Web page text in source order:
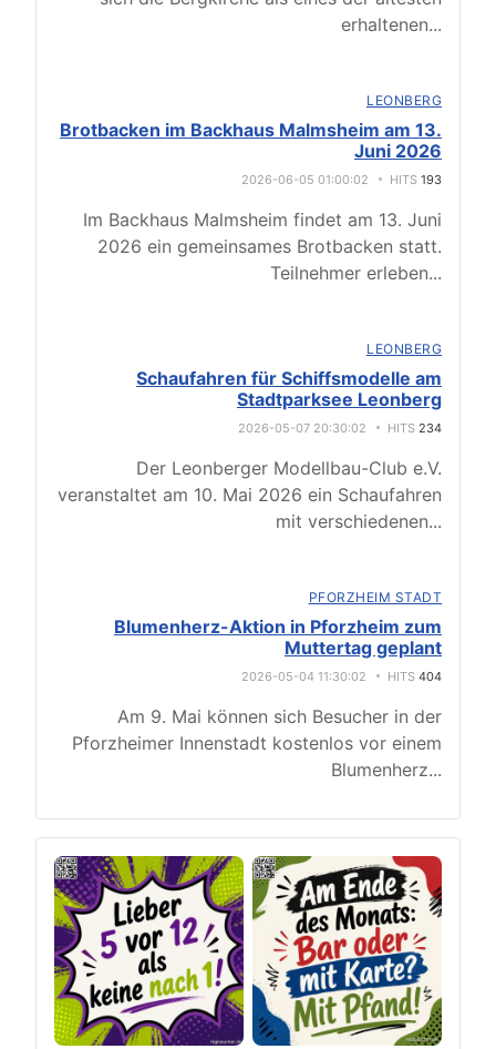
erhaltenen...
LEONBERG
Brotbacken im Backhaus Malmsheim am 13.
Juni 2026
2026-06-05 01:00:02 HITS 193
Im Backhaus Malmsheim findet am 13. Juni
2026 ein gemeinsames Brotbacken statt.
Teilnehmer erleben...
LEONBERG
Schaufahren für Schiffsmodelle am
Stadtparksee Leonberg
2026-05-07 20:30:02 HITS 234
Der Leonberger Modellbau-Club e.V.
veranstaltet am 10. Mai 2026 ein Schaufahren
mit verschiedenen...
PFORZHEIM STADT
Blumenherz-Aktion in Pforzheim zum
Muttertag geplant
2026-05-04 11:30:02 HITS 404
Am 9. Mai können sich Besucher in der
Pforzheimer Innenstadt kostenlos vor einem
Blumenherz...